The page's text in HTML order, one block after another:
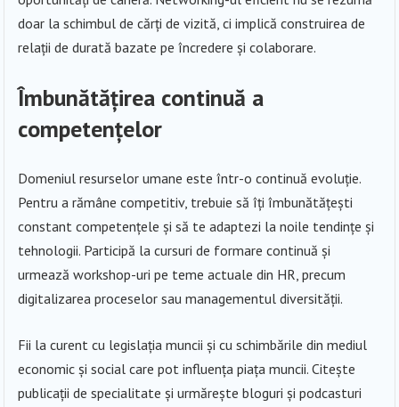
doar la schimbul de cărți de vizită, ci implică construirea de
relații de durată bazate pe încredere și colaborare.
Îmbunătățirea continuă a
competențelor
Domeniul resurselor umane este într-o continuă evoluție.
Pentru a rămâne competitiv, trebuie să îți îmbunătățești
constant competențele și să te adaptezi la noile tendințe și
tehnologii. Participă la cursuri de formare continuă și
urmează workshop-uri pe teme actuale din HR, precum
digitalizarea proceselor sau managementul diversității.
Fii la curent cu legislația muncii și cu schimbările din mediul
economic și social care pot influența piața muncii. Citește
publicații de specialitate și urmărește bloguri și podcasturi